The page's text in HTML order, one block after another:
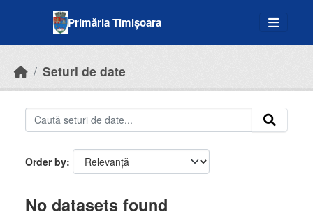
Primăria Timișoara
Seturi de date
Order by
No datasets found